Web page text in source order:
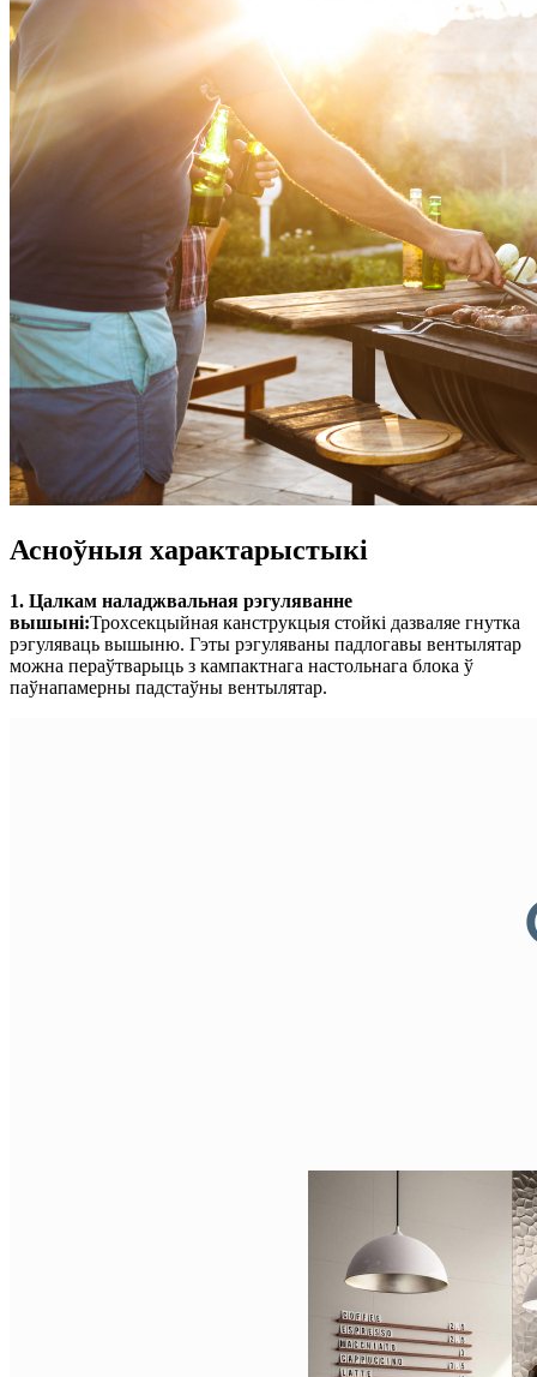
Асноўныя характарыстыкі
1. Цалкам наладжвальная рэгуляванне
вышыні:Трохсекцыйная канструкцыя стойкі дазваляе гнутка
рэгуляваць вышыню. Гэты рэгуляваны падлогавы вентылятар
можна пераўтварыць з кампактнага настольнага блока ў
паўнапамерны падстаўны вентылятар.